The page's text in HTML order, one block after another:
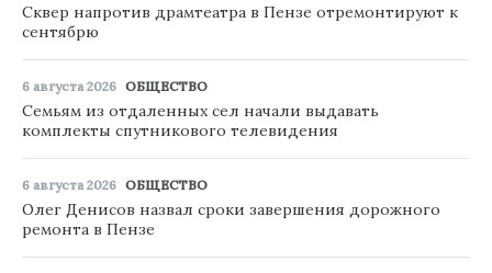
Сквер напротив драмтеатра в Пензе отремонтируют к
сентябрю
6 августа 2026 ОБЩЕСТВО
Семьям из отдаленных сел начали выдавать
комплекты спутникового телевидения
6 августа 2026 ОБЩЕСТВО
Олег Денисов назвал сроки завершения дорожного
ремонта в Пензе